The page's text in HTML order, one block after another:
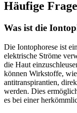
Häufige
Was ist die
Die Iontophorese ist
elektrische Ströme
die Haut
können Wirkstoffe,⁢
antitranspirantien,
werden. Dies
es bei einer